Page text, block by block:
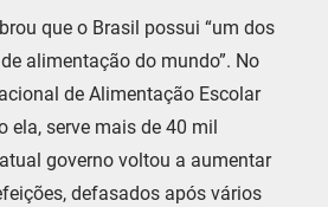
que o Brasil possui “um dos
alimentação do mundo”. No
de Alimentação Escolar
ela, serve mais de 40 mil
governo voltou a aumentar
defasados após vários